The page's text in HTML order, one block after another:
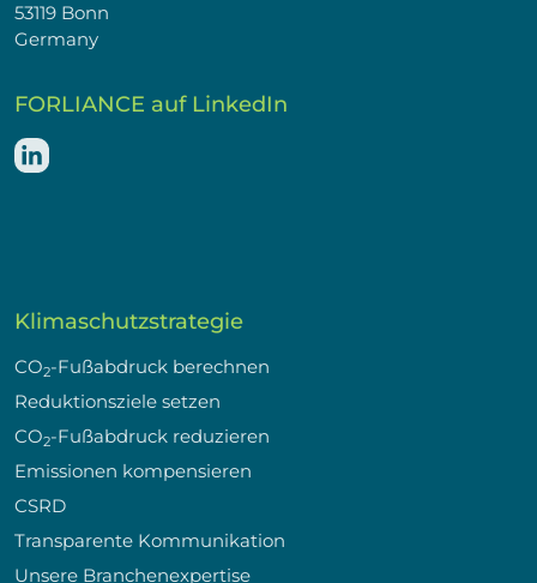
53119 Bonn
Germany
FORLIANCE auf LinkedIn
Klimaschutzstrategie
CO2-Fußabdruck berechnen
Reduktionsziele setzen
CO2-Fußabdruck reduzieren
Emissionen kompensieren
CSRD
Transparente Kommunikation
Unsere Branchenexpertise